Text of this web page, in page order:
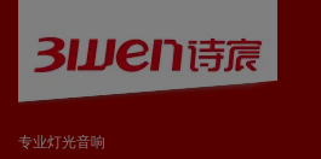
专业灯光音响